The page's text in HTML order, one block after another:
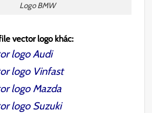
Logo BMW
vector logo khác:
logo Audi
logo Vinfast
logo Mazda
logo Suzuki